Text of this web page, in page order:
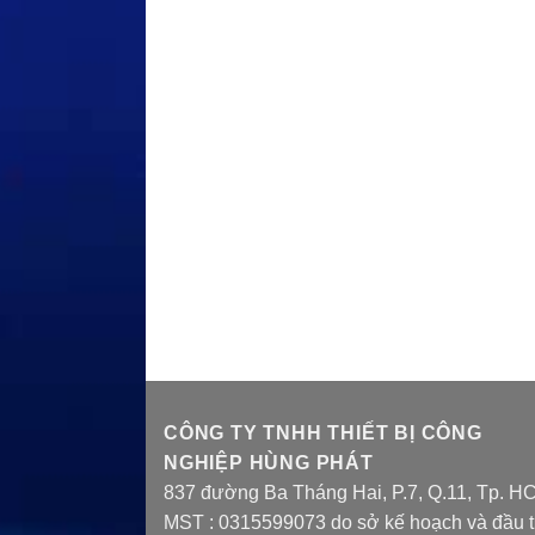
CÔNG TY TNHH THIẾT BỊ CÔNG
NGHIỆP HÙNG PHÁT
837 đường Ba Tháng Hai, P.7, Q.11, Tp.
MST : 0315599073 do sở kế hoạch và đầu